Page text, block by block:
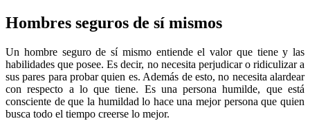
Hombres seguros de sí mismos
Un hombre seguro de sí mismo entiende el valor que tiene y las
habilidades que posee. Es decir, no necesita perjudicar o ridiculizar a
sus pares para probar quien es. Además de esto, no necesita alardear
con respecto a lo que tiene. Es una persona humilde, que está
consciente de que la humildad lo hace una mejor persona que quien
busca todo el tiempo creerse lo mejor.